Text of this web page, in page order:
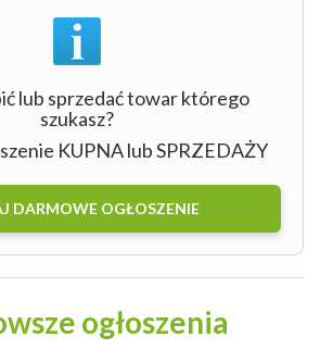
lub sprzedać towar którego
szukasz?
KUPNA lub SPRZEDAŻY
DARMOWE OGŁOSZENIE
ogłoszenia